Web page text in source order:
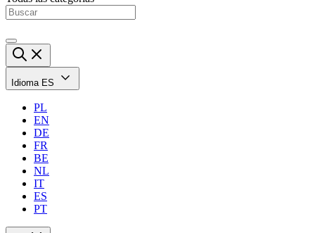
Idioma ES
PL
EN
DE
FR
BE
NL
IT
ES
PT